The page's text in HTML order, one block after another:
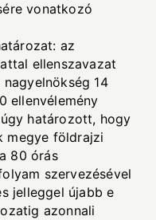
vonatkozó
az
ellenszavazat
14
ellenvélemény
határozott, hogy
megye földrajzi
80 órás
szervezésével
jelleggel újabb e
azonnali